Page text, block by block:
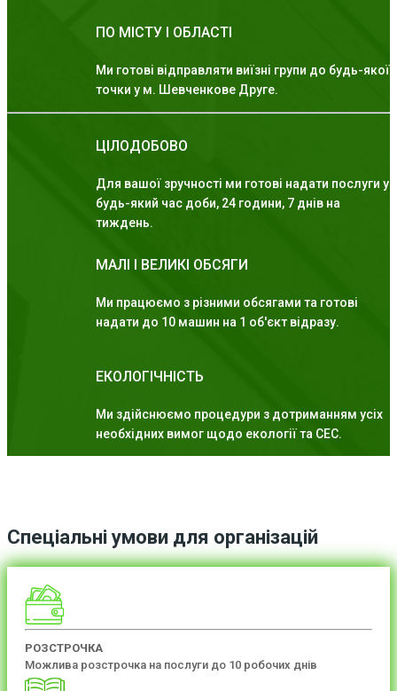
ПО МІСТУ І ОБЛАСТІ
Ми готові відправляти виїзні групи до будь-якої
точки у м. Шевченкове Друге.
ЦІЛОДОБОВО
Для вашої зручності ми готові надати послуги у
будь-який час доби, 24 години, 7 днів на
тиждень.
МАЛІ І ВЕЛИКІ ОБСЯГИ
Ми працюємо з різними обсягами та готові
надати до 10 машин на 1 об'єкт відразу.
ЕКОЛОГІЧНІСТЬ
Ми здійснюємо процедури з дотриманням усіх
необхідних вимог щодо екології та СЕС.
Спеціальні умови для організацій
РОЗСТРОЧКА
Можлива розстрочка на послуги до 10 робочих днів